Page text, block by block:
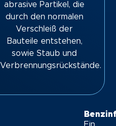
abrasive Partikel, die
durch den normalen
Verschleiß der
Bauteile entstehen,
sowie Staub und
Verbrennungsrückstände.
Ein